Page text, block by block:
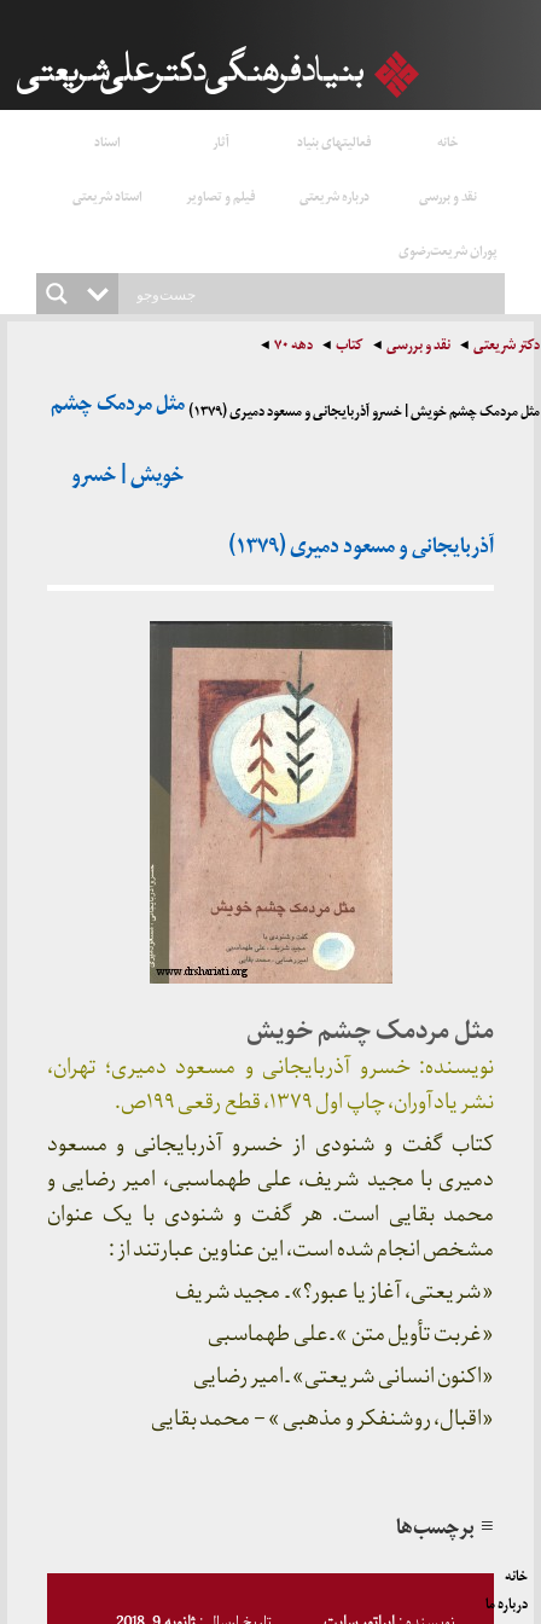
خانه فعالیتهای بنیاد آثار
اسناد
نقد و بررسی
درباره شریعتی فیلم و تصاویر
استاد شریعتی
پوران شریعت‌رضوی
دکتر شریعتی نقد و بررسی کتاب دهه ۷۰
مثل مردمک چشم خویش | خسرو آذربایجانی و مسعود دمیری (۱۳۷۹)
مثل مردمک چشم
خویش | خسرو
آذربایجانی و مسعود دمیری (۱۳۷۹)
مثل مردمک چشم خویش
نویسنده: خسرو آذربایجانی و مسعود دمیری؛ تهران،
نشر یادآوران، چاپ اول ۱۳۷۹، قطع رقعی ۱۹۹ص.
کتاب گفت و شنودی از خسرو آذربایجانی و مسعود
دمیری با مجید شریف، علی طهماسبی، امیر رضایی و
محمد بقایی است. هر گفت و شنودی با یک عنوان
مشخص انجام شده است، این عناوین عبارتند از :
«شریعتی، آغاز یا عبور؟» ـ مجید شریف
«غربت تأویل متن » ـ علی طهماسبی
«اکنون انسانی شریعتی» ـ امیر رضایی
«اقبال، روشنفکر و مذهبی » – محمد بقایی
≡ برچسب‌ها
خانه
درباره ما